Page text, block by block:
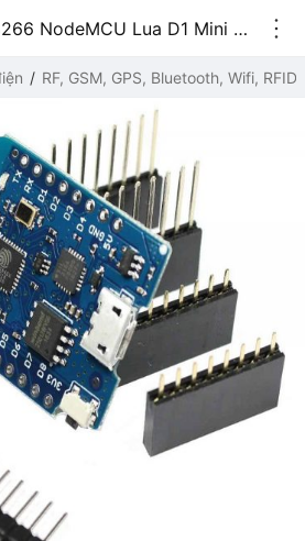
Mạch Wifi ESP8266 NodeMCU Lua D1 Mini Pro
RF, GSM, GPS, Bluetooth, Wifi, RFID